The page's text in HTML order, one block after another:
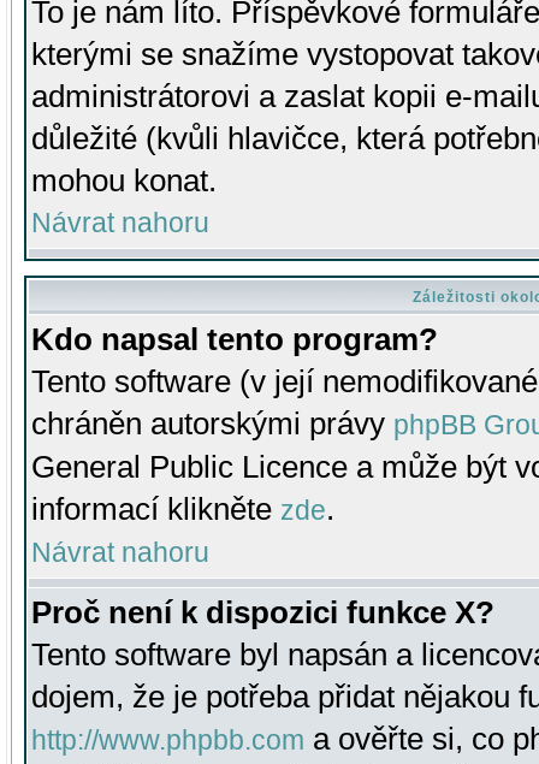
To je nám líto. Příspěvkové
kterými se snažíme vystopovat
administrátorovi a zaslat kopii e-
důležité (kvůli hlavičce, která
mohou konat.
Návrat nahoru
Záležitosti
Kdo napsal tento program?
Tento software (v její
chráněn autorskými právy phpBB
General Public Licence a může být
informací klikněte zde.
Návrat nahoru
Proč není k dispozici funkce X?
Tento software byl napsán a
dojem, že je potřeba přidat nějakou
http://www.phpbb.com a ověřte si, co